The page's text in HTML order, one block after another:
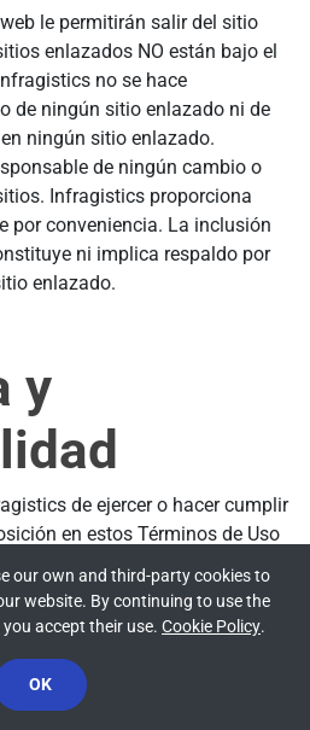
le permitirán salir del sitio
enlazados NO están bajo el
no se hace
de ningún sitio enlazado ni de
ningún sitio enlazado.
de ningún cambio o
Infragistics proporciona
por conveniencia. La inclusión
ni implica respaldo por
enlazado.
y
de ejercer o hacer cumplir
en estos Términos de Uso
a dicho derecho o disposición.
de estos Términos de Uso se
cumplir, dicha parte o
y ejecutables. El resto de los
afectado.
our own and third-party cookies to
website. By continuing to use the
accept their use. Cookie Policy.
OK